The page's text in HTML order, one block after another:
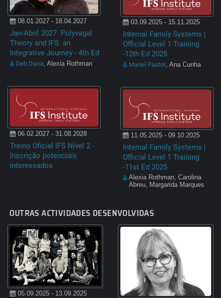
08.01.2027 - 18.04.2027
Jan-Abril 2027: Polyvagal
Theory and IFS: an
Integrative Journey - 4th Ed
Deb Dana, Alexia Rothman
06.02.2027 - 31.08.2028
Treino Oficial IFS Nível 2 -
Inscrição potenciais
interessados
03.09.2025 - 15.11.2025
Internal Family Systems |
Official Level 1 Training
-12th Ed 2025
Mariel Pastor, Ana Cunha
11.05.2025 - 09.10.2025
Internal Family Systems |
Official Level 1 Training
-11st Ed 2025
Alexia Rothman, Carolina
Abreu, Margarida Marques
OUTRAS ACTIVIDADES DESENVOLVIDAS
05.09.2025 - 13.09.2025